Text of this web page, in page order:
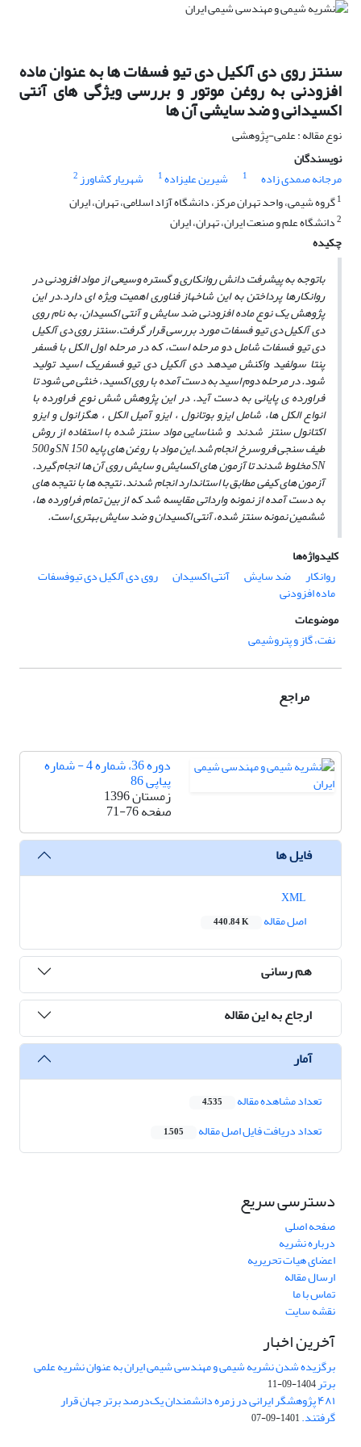
سنتز روی دی آلکیل دی تیو فسفات ها به عنوان ماده
افزودنی به روغن موتور و بررسی ویژگی های آنتی
اکسیدانی و ضد سایشی آن ها
نوع مقاله : علمی-پژوهشی
نویسندگان
مرجانه صمدی زاده
1 شیرین علیزاده1 شهریار کشاورز2
1گروه شیمی، واحد تهران مرکز، دانشگاه آزاد اسلامی، تهران، ایران
2دانشگاه علم و صنعت ایران، تهران، ایران
چکیده
باتوجه به پیشرفت دانش روانکاری و گستره وسیعی از مواد افزودنی در
روانکارها پرداختن به این شاخهاز فناوری اهمیت ویژه ­ای دارد.در این
پژوهش یک نوع ماده افزودنی ضد سایش و آنتی اکسیدان، به نام روی
دی آلکیل دی تیو فسفات مورد بررسی قرار گرفت.سنتز روی دی آلکیل
دی تیو فسفات شامل دو مرحله است، که در مرحله اول الکل با فسفر
پنتا سولفید واکنش می­دهد دی آلکیل دی تیو فسفریک اسید تولید
شود. در مرحله دوم اسید به دست آمده با روی اکسید، خنثی می­ شود تا
فراورده ­ی پایانی به­ دست آید. در این پژوهش شش نوع فراورده با
انواع الکل ­ها، شامل ایزو بوتانول ، ایزو آمیل الکل ، هگزانول و ایزو
اکتانول سنتز شدند و شناسایی مواد سنتز شده با استفاده از روش
طیف سنجی فروسرخ انجام شد.این مواد با روغن­ های پایه 150 SNو500
SNمخلوط شدند تا آزمون­ های اکسایش و سایش روی آن­ ها انجام گیرد.
آزمون ­های کیفی مطابق با استاندارد انجام شدند.نتیجه ­ها با نتیجه ­های
به دست آمده از نمونه وارداتی مقایسه شد که از بین تمام فراورده­ ها،
ششمین نمونه سنتز شده، آنتی اکسیدان و ضد سایش بهتری است.
کلیدواژه‌ها
روانکار
ضد سایش آنتی اکسیدان روی دی آلکیل دی تیوفسفات
ماده افزودنی
موضوعات
نفت، گاز و پتروشیمی
مراجع
دوره 36، شماره 4 - شماره
پیاپی 86
زمستان 1396
صفحه71-76
فایل ها
اصل مقاله
440.84 K
هم رسانی
ارجاع به این مقاله
آمار
تعداد مشاهده مقاله 4,535
تعداد دریافت فایل اصل مقاله 1,505
دسترسی سریع
صفحه اصلی
درباره نشریه
اعضای هیات تحریریه
ارسال مقاله
تماس با ما
نقشه سایت
آخرین اخبار
برگزیده شدن نشریه شیمی و مهندسی شیمی ایران به عنوان نشریه علمی
برتر1404-09-11
۴۸۱ پژوهشگر ایرانی در زمره دانشمندان یک‌درصد برتر جهان قرار
گرفتند.1401-09-07